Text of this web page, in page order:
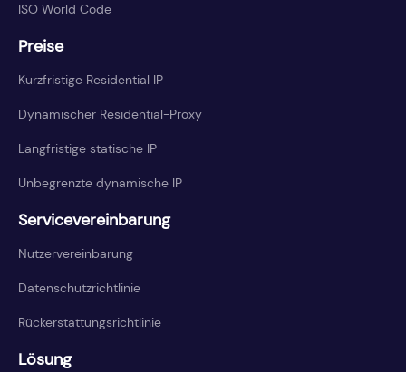
ISO World Code
Preise
Kurzfristige Residential IP
Dynamischer Residential-Proxy
Langfristige statische IP
Unbegrenzte dynamische IP
Servicevereinbarung
Nutzervereinbarung
Datenschutzrichtlinie
Rückerstattungsrichtlinie
Lösung